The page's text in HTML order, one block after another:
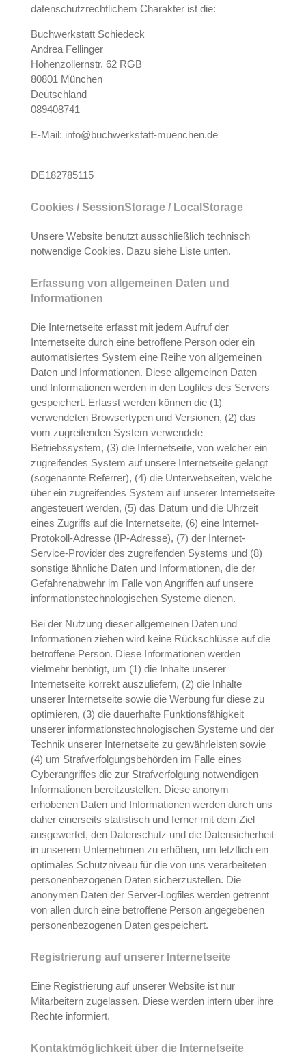
datenschutzrechtlichem Charakter ist die:
Buchwerkstatt Schiedeck
Andrea Fellinger
Hohenzollernstr. 62 RGB
80801 München
Deutschland
089408741
E-Mail: info@buchwerkstatt-muenchen.de
DE182785115
Cookies / SessionStorage / LocalStorage
Unsere Website benutzt ausschließlich technisch
notwendige Cookies. Dazu siehe Liste unten.
Erfassung von allgemeinen Daten und
Informationen
Die Internetseite erfasst mit jedem Aufruf der
Internetseite durch eine betroffene Person oder ein
automatisiertes System eine Reihe von allgemeinen
Daten und Informationen. Diese allgemeinen Daten
und Informationen werden in den Logfiles des Servers
gespeichert. Erfasst werden können die (1)
verwendeten Browsertypen und Versionen, (2) das
vom zugreifenden System verwendete
Betriebssystem, (3) die Internetseite, von welcher ein
zugreifendes System auf unsere Internetseite gelangt
(sogenannte Referrer), (4) die Unterwebseiten, welche
über ein zugreifendes System auf unserer Internetseite
angesteuert werden, (5) das Datum und die Uhrzeit
eines Zugriffs auf die Internetseite, (6) eine Internet-
Protokoll-Adresse (IP-Adresse), (7) der Internet-
Service-Provider des zugreifenden Systems und (8)
sonstige ähnliche Daten und Informationen, die der
Gefahrenabwehr im Falle von Angriffen auf unsere
informationstechnologischen Systeme dienen.
Bei der Nutzung dieser allgemeinen Daten und
Informationen ziehen wird keine Rückschlüsse auf die
betroffene Person. Diese Informationen werden
vielmehr benötigt, um (1) die Inhalte unserer
Internetseite korrekt auszuliefern, (2) die Inhalte
unserer Internetseite sowie die Werbung für diese zu
optimieren, (3) die dauerhafte Funktionsfähigkeit
unserer informationstechnologischen Systeme und der
Technik unserer Internetseite zu gewährleisten sowie
(4) um Strafverfolgungsbehörden im Falle eines
Cyberangriffes die zur Strafverfolgung notwendigen
Informationen bereitzustellen. Diese anonym
erhobenen Daten und Informationen werden durch uns
daher einerseits statistisch und ferner mit dem Ziel
ausgewertet, den Datenschutz und die Datensicherheit
in unserem Unternehmen zu erhöhen, um letztlich ein
optimales Schutzniveau für die von uns verarbeiteten
personenbezogenen Daten sicherzustellen. Die
anonymen Daten der Server-Logfiles werden getrennt
von allen durch eine betroffene Person angegebenen
personenbezogenen Daten gespeichert.
Registrierung auf unserer Internetseite
Eine Registrierung auf unserer Website ist nur
Mitarbeitern zugelassen. Diese werden intern über ihre
Rechte informiert.
Kontaktmöglichkeit über die Internetseite